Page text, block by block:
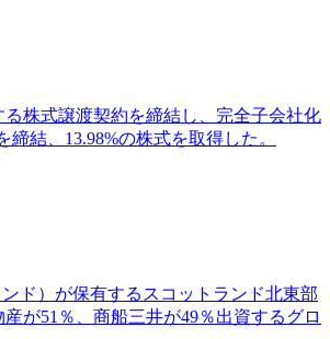
株式譲渡契約を締結し、完全子会社化
結、13.98%の株式を取得した。
ド）が保有するスコットランド北東部
が51％、商船三井が49％出資するグロ